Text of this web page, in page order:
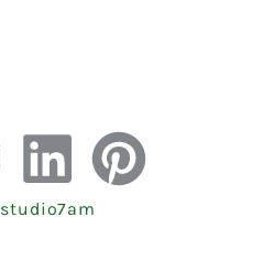
studio7am